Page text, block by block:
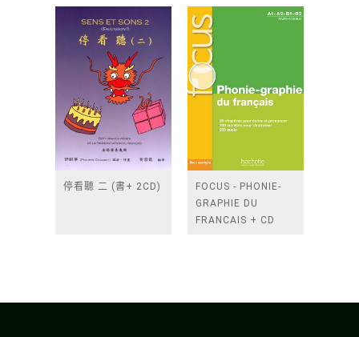
DIDIERFLE.APP
停看聽 二 (書+ 2CD)
FOCUS - PHONIE-
GRAPHIE DU
FRANCAIS + CD